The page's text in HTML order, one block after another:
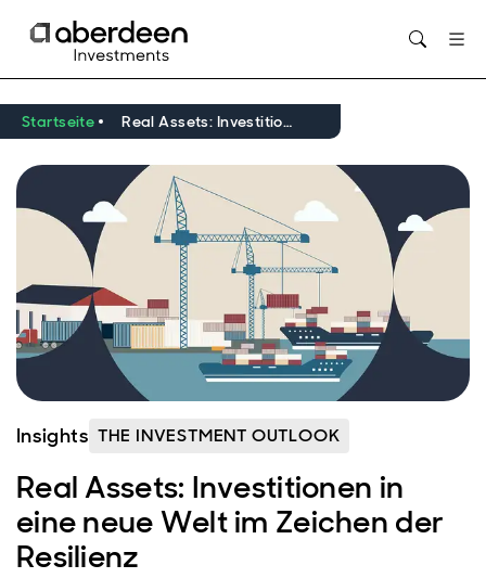
Startseite Real Assets: Investitionen in eine neue Welt im Zeichen der Resilienz
Insights THE INVESTMENT OUTLOOK
Real Assets: Investitionen in
eine neue Welt im Zeichen der
Resilienz